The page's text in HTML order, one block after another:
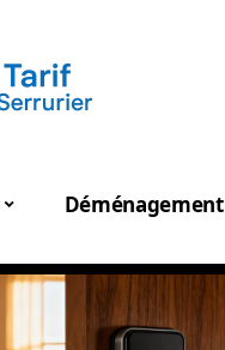
Déménagement